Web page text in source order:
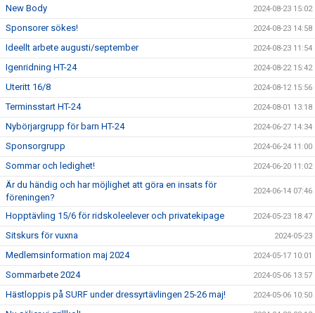
New Body 2024-08-23 15:02
Sponsorer sökes! 2024-08-23 14:58
Ideellt arbete augusti/september 2024-08-23 11:54
Igenridning HT-24 2024-08-22 15:42
Uteritt 16/8 2024-08-12 15:56
Terminsstart HT-24 2024-08-01 13:18
Nybörjargrupp för barn HT-24 2024-06-27 14:34
Sponsorgrupp 2024-06-24 11:00
Sommar och ledighet! 2024-06-20 11:02
Är du händig och har möjlighet att göra en insats för
föreningen?
2024-06-14 07:46
Hopptävling 15/6 för ridskoleelever och privatekipage 2024-05-23 18:47
Sitskurs för vuxna 2024-05-23
Medlemsinformation maj 2024 2024-05-17 10:01
Sommarbete 2024 2024-05-06 13:57
Hästloppis på SURF under dressyrtävlingen 25-26 maj! 2024-05-06 10:50